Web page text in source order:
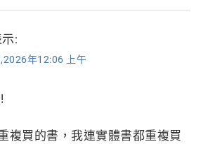
:
年12:06 上午
複買的書，我連實體書都重複買